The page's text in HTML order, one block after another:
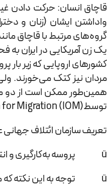
قاچاق انسان: حرکت دادن
واداشتن ایشان (زنان و
گروه‌های مرتبط با قاچاق
یک زن آمریکایی در ایران به
کشورهای اروپایی که زیر بار
همین‌طور ممکن است از دو
توسطInternational Organization for Migration (IOM) است.
تعریف سازمان ائتلاف جهانی
ü پروسه به‌کارگیری و انتقال
ü توجه به این نکته که مردان نیز مانند زنان می‌توانند قاچاق شوند.